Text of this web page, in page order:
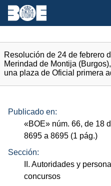
Resolución de 24 de febrero
Merindad de Montija
una plaza de Oficial primera
Publicado en:
«BOE» núm. 66, de 18
8695 a 8695 (1 pág.)
Sección:
II. Autoridades y personal
concursos